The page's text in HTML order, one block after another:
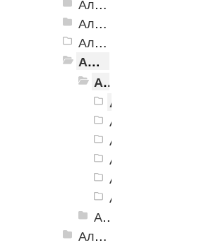
Алюминиевый угол-порог АУ-42, 42x23 мм
Алюминиевый угол-порог АУ-42 (на клеевой основе)
Алюминиевый угол-порог АУ-50 Евро, 2500мм
Алюминиевый угол-порог АУ-50 премиум
Алюминиевый угол-порог АУ-50, мм Без покрытия
Алюминиевый
Алюминиевый
Алюминиевый
Алюминиевый
Алюминиевый
Алюминиевый
Алюминиевый угол-порог АУ-50, Анадированные
Алюминиевый угол-порог с двойной резиновой вставкой АУ-68